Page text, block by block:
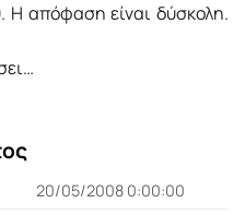
Η απόφαση είναι δύσκολη.
20/05/2008 0:00:00